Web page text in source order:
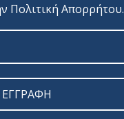
Πολιτική Απορρήτου.
ΕΓΓΡΑΦΗ